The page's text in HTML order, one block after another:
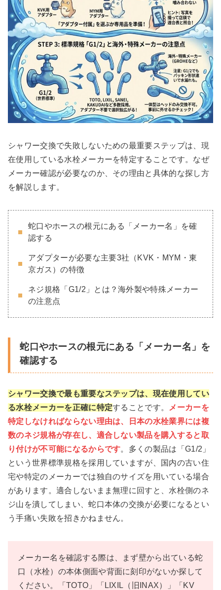
シャワー交換で失敗しないための最重要ステップは、現
在使用している水栓メーカーを特定することです。なぜ
メーカー確認が必要なのか、その理由と具体的な探し方
を解説します。
蛇口やホースの根元にある「メーカー名」を確
認する
アダプターが必要な主要3社（KVK・MYM・東
京ガス）の特徴
ネジ規格「G1/2」とは？海外製や特殊メーカー
の注意点
蛇口やホースの根元にある「メーカー名」を
確認する
シャワー交換で最も重要なステップは、現在使用してい
る水栓メーカーを正確に特定することです。
メーカーを
特定しなければならない理由は、日本の水栓業界には複
数のネジ規格が存在し、適合しない製品を購入すると取
り付けが不可能になるからです。多くの製品は「G1/2」
という世界標準規格を採用していますが、国内の古い住
宅や特定のメーカーでは独自のサイズを用いている場合
があります。適合しないまま無理に回すと、水栓側のネ
ジ山を潰してしまい、蛇口本体の交換が必要になるとい
う手痛い失敗を招きかねません。
メーカー名を確認する際は、まず壁から出ている蛇
口（水栓）の本体側面や背面に刻印がないか探して
ください。「TOTO」「LIXIL（旧INAX）」「KV